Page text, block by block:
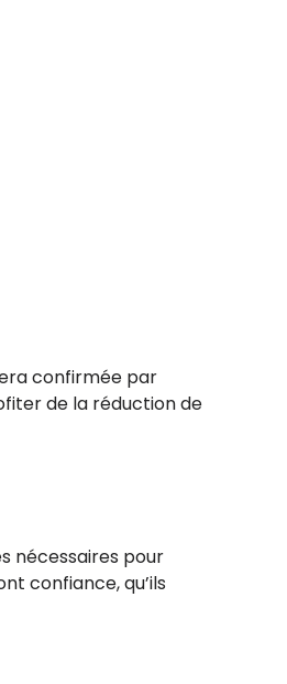
confirmée par
de la réduction de
nécessaires pour
confiance, qu’ils